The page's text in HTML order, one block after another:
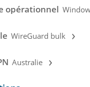
opérationnel
WireGuard bulk ›
Australie ›